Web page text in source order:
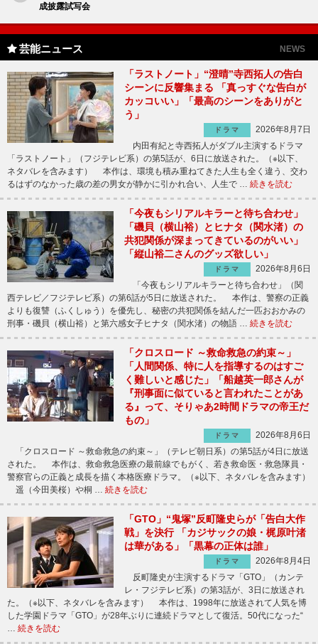
成披露試写会
芸能ニュース NEWS
「ラストノート」“澄晴”寺西拓人の告白
シーンに反響集まる 「真っすぐな告白が
カッコいい」「最高のシーンをありがと
う」
ドラマ
2026年8月7日
内田有紀と寺西拓人がダブル主演するドラマ
「ラストノート」（フジテレビ系）の第5話が、6日に放送された。（※以下、
ネタバレを含みます） 本作は、環境も積み重ねてきた人生も全く違う、交わ
るはずのなかった歳の差の男女が静かに引かれ合い、人生で … 続きを読む
「今夜もシリアルキラーと待ち合わせ」
「磯貝（横山裕）とヒナタ（関水渚）の
共犯関係が深まってきているのがいい」
「縦山裕二さんのグッズ欲しい」
ドラマ
2026年8月6日
「今夜もシリアルキラーと待ち合わせ」（関
西テレビ／フジテレビ系）の第6話が5日に放送された。 本作は、警察の正義
よりも復讐（ふくしゅう）を優先し、秘密の共犯関係を結んだ一匹おおかみの
刑事・磯貝（横山裕）と第六感女子ヒナタ（関水渚）の物語 … 続きを読む
「クロスロード ～救命救急の約束～」
「人間関係、特に人を指導するのはすご
く難しいと感じた」「船越英一郎さんが
『刑事面に似ていると言われたことがあ
る』って、そりゃあ2時間ドラマの帝王だ
もの」
ドラマ
2026年8月6日
「クロスロード ～救命救急の約束～」（テレビ朝日系）の第5話が4日に放送
された。 本作は、救命救急医療の最前線でもがく、若き救命医・救急隊員・
警察官らの正義と成長を描く本格医療ドラマ。（※以下、ネタバレを含みます）
遥（今田美桜）や桐 … 続きを読む
「GTO」“鬼塚”反町隆史らが「告白大作
戦」を決行 「カジサックの娘・梶原叶渚
は華がある」「黒幕の正体は誰」
ドラマ
2026年8月4日
反町隆史が主演するドラマ「GTO」（カンテ
レ・フジテレビ系）の第3話が、3日に放送され
た。（※以下、ネタバレを含みます） 本作は、1998年に放送されて人気を博
した学園ドラマ「GTO」が28年ぶりに連続ドラマとして復活。50代になった“
… 続きを読む